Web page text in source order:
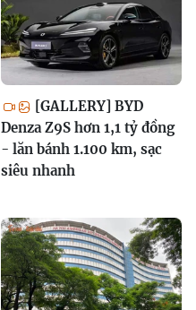
[GALLERY] BYD
Denza Z9S hơn 1,1 tỷ đồng
- lăn bánh 1.100 km, sạc
siêu nhanh